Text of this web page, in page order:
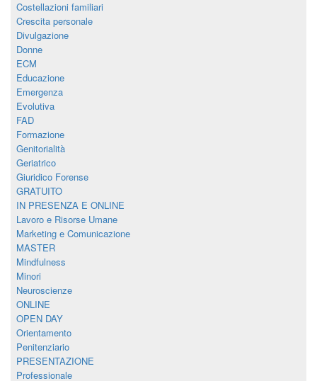
Costellazioni familiari
Crescita personale
Divulgazione
Donne
ECM
Educazione
Emergenza
Evolutiva
FAD
Formazione
Genitorialità
Geriatrico
Giuridico Forense
GRATUITO
IN PRESENZA E ONLINE
Lavoro e Risorse Umane
Marketing e Comunicazione
MASTER
Mindfulness
Minori
Neuroscienze
ONLINE
OPEN DAY
Orientamento
Penitenziario
PRESENTAZIONE
Professionale